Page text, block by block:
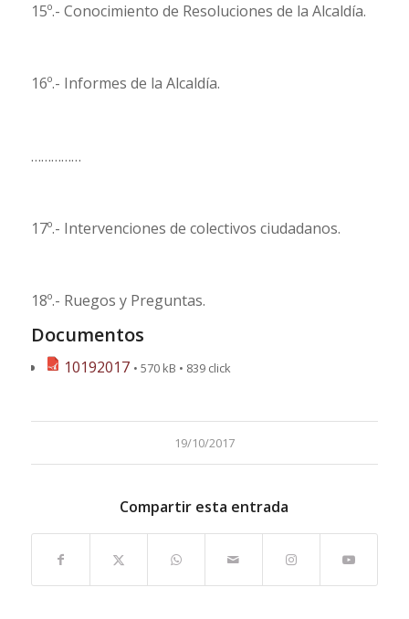
15º.- Conocimiento de Resoluciones de la Alcaldía.
16º.- Informes de la Alcaldía.
……………
17º.- Intervenciones de colectivos ciudadanos.
18º.- Ruegos y Preguntas.
Documentos
10192017 • 570 kB • 839 click
19/10/2017
Compartir esta entrada